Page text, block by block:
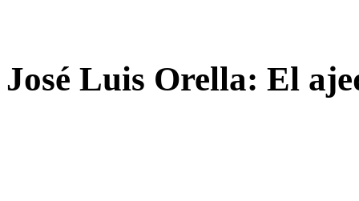
José Luis Orella: El